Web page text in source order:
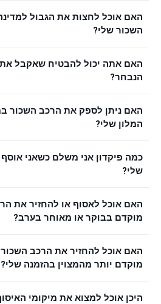
האם אוכל לחצות את הגבול
השכור שלי?
האם אתה יכול להבטיח שאקבל
הנבחר?
האם ניתן לספק את הרכב השכור
המלון שלי?
כמה פיקדון אני משלם כשאני
שלי?
האם אוכל לאסוף או להחזיר את
מוקדם בבוקר או מאוחר בערב?
האם אוכל להחזיר את הרכב
מוקדם יותר מהמצוין בהזמנה שלי?
היכן אוכל למצוא את מיקומי